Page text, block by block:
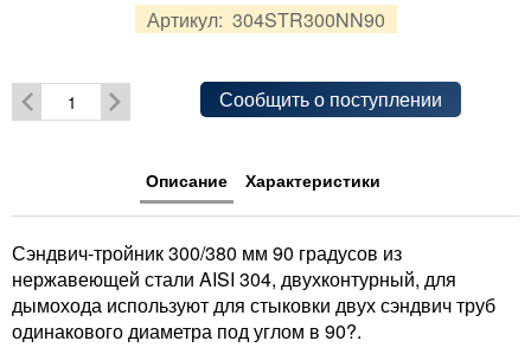
Артикул: 304STR300NN90
Сообщить о поступлении
Описание Характеристики
Сэндвич-тройник 300/380 мм 90 градусов из
нержавеющей стали AISI 304, двухконтурный, для
дымохода используют для стыковки двух сэндвич труб
одинакового диаметра под углом в 90?.